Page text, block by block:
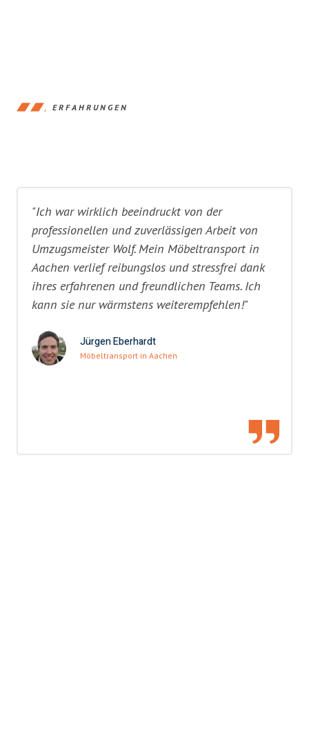
ERFAHRUNGEN
"Ich war wirklich beeindruckt von der
professionellen und zuverlässigen Arbeit von
Umzugsmeister Wolf. Mein Möbeltransport in
Aachen verlief reibungslos und stressfrei dank
ihres erfahrenen und freundlichen Teams. Ich
kann sie nur wärmstens weiterempfehlen!"
Jürgen Eberhardt
Möbeltransport in Aachen